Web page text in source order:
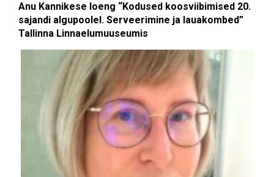
Anu Kannikese loeng “Kodused koosviibimised 20.
sajandi algupoolel. Serveerimine ja lauakombed”
Tallinna Linnaelumuuseumis